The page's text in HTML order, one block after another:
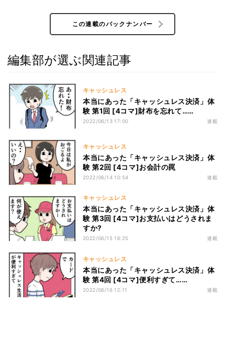
この連載のバックナンバー
編集部が選ぶ関連記事
キャッシュレス
本当にあった「キャッシュレス決済」体
験 第1回 [4コマ]財布を忘れて……
2022/06/13 17:00 連載
キャッシュレス
本当にあった「キャッシュレス決済」体
験 第2回 [4コマ]お会計の罠
2022/06/14 10:54 連載
キャッシュレス
本当にあった「キャッシュレス決済」体
験 第3回 [4コマ]お支払いはどうされま
すか?
2022/06/15 16:25 連載
キャッシュレス
本当にあった「キャッシュレス決済」体
験 第4回 [4コマ]便利すぎて……
2022/06/16 12:11 連載